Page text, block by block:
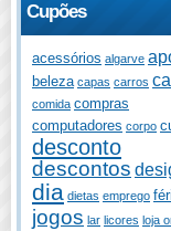
Cupões
acessórios algarve
beleza capas carros
comida compras
computadores corpo
desconto
descontos
dia dietas emprego
jogos lar licores loja